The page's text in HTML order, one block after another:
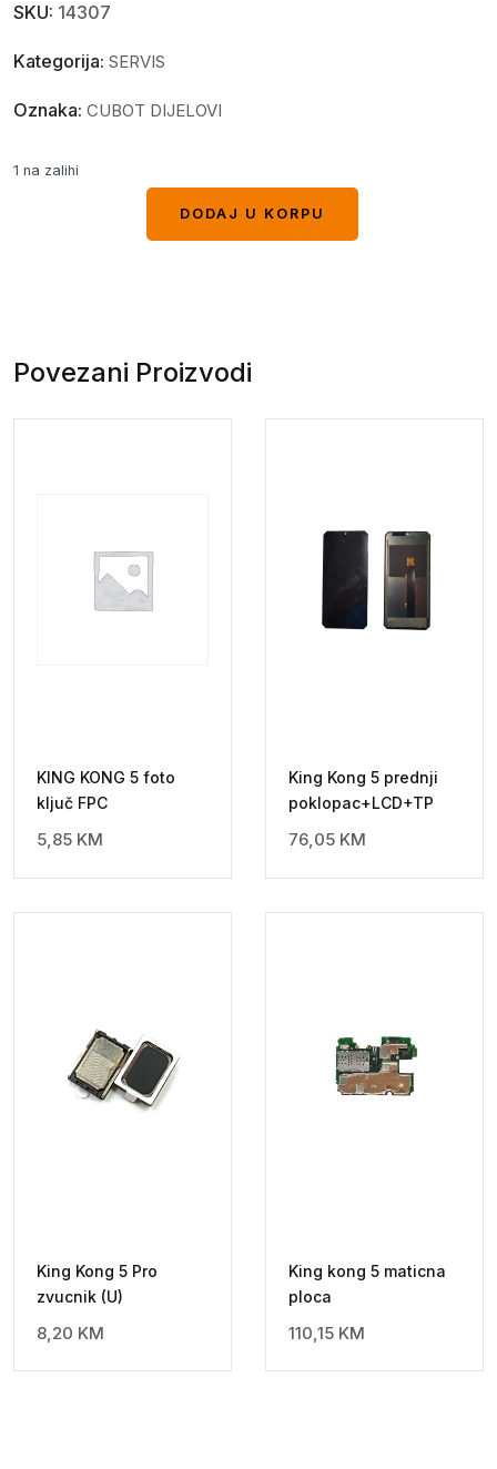
SKU: 14307
Kategorija: SERVIS
Oznaka: CUBOT DIJELOVI
1 na zalihi
DODAJ U KORPU
Povezani Proizvodi
KING KONG 5 foto
ključ FPC
5,85 KM
King Kong 5 prednji
poklopac+LCD+TP
76,05 KM
King Kong 5 Pro
zvucnik (U)
8,20 KM
King kong 5 maticna
ploca
110,15 KM